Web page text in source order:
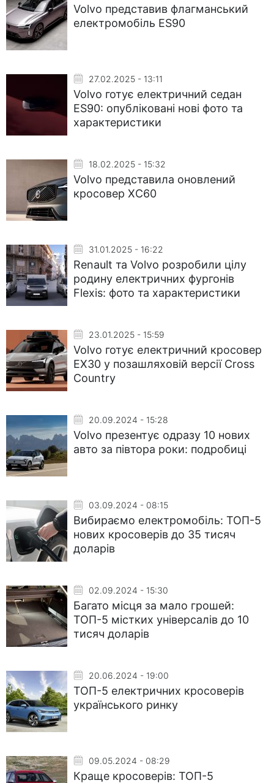
Volvo представив флагманський
електромобіль ES90
27.02.2025 - 13:11
Volvo готує електричний седан
ES90: опубліковані нові фото та
характеристики
18.02.2025 - 15:32
Volvo представила оновлений
кросовер XC60
31.01.2025 - 16:22
Renault та Volvo розробили цілу
родину електричних фургонів
Flexis: фото та характеристики
23.01.2025 - 15:59
Volvo готує електричний кросовер
EX30 у позашляховій версії Cross
Country
20.09.2024 - 15:28
Volvo презентує одразу 10 нових
авто за півтора роки: подробиці
03.09.2024 - 08:15
Вибираємо електромобіль: ТОП-5
нових кросоверів до 35 тисяч
доларів
02.09.2024 - 15:30
Багато місця за мало грошей:
ТОП-5 містких універсалів до 10
тисяч доларів
20.06.2024 - 19:00
ТОП-5 електричних кросоверів
українського ринку
09.05.2024 - 08:29
Краще кросоверів: ТОП-5